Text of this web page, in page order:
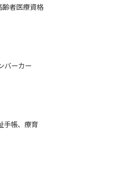
齢者医療資格
バーカー
手帳、療育